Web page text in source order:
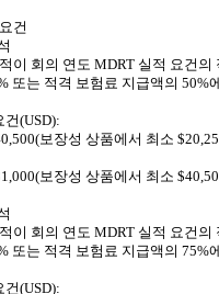
건
이 회의 연도 MDRT 실적 요건의
또는 적격 보험료 지급액의 50%
건(USD):
보장성 상품에서 최소
보장성 상품에서 최소
이 회의 연도 MDRT 실적 요건의
또는 적격 보험료 지급액의 75%
건(USD):